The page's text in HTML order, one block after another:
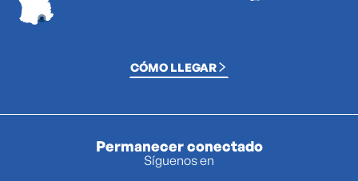
CÓMO LLEGAR
Permanecer conectado
Síguenos en